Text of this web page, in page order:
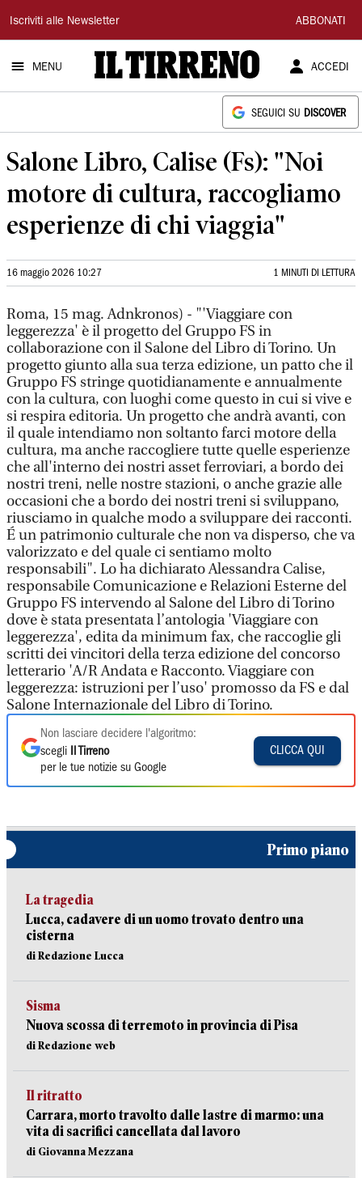
Il
Tirreno
Iscriviti alle Newsletter ABBONATI
MENU ACCEDI
SEGUICI SU DISCOVER
Salone Libro, Calise (Fs): "Noi
motore di cultura, raccogliamo
esperienze di chi viaggia"
16 maggio 2026 10:27 1 MINUTI DI LETTURA
Roma, 15 mag. Adnkronos) - "'Viaggiare con
leggerezza' è il progetto del Gruppo FS in
collaborazione con il Salone del Libro di Torino. Un
progetto giunto alla sua terza edizione, un patto che il
Gruppo FS stringe quotidianamente e annualmente
con la cultura, con luoghi come questo in cui si vive e
si respira editoria. Un progetto che andrà avanti, con
il quale intendiamo non soltanto farci motore della
cultura, ma anche raccogliere tutte quelle esperienze
che all'interno dei nostri asset ferroviari, a bordo dei
nostri treni, nelle nostre stazioni, o anche grazie alle
occasioni che a bordo dei nostri treni si sviluppano,
riusciamo in qualche modo a sviluppare dei racconti.
É un patrimonio culturale che non va disperso, che va
valorizzato e del quale ci sentiamo molto
responsabili". Lo ha dichiarato Alessandra Calise,
responsabile Comunicazione e Relazioni Esterne del
Gruppo FS intervendo al Salone del Libro di Torino
dove è stata presentata l’antologia 'Viaggiare con
leggerezza', edita da minimum fax, che raccoglie gli
scritti dei vincitori della terza edizione del concorso
letterario 'A/R Andata e Racconto. Viaggiare con
leggerezza: istruzioni per l’uso' promosso da FS e dal
Salone Internazionale del Libro di Torino.
Non lasciare decidere l'algoritmo:
scegli
Il Tirreno
per le tue notizie su Google
CLICCA QUI
Primo piano
La tragedia
Lucca, cadavere di un uomo trovato dentro una
cisterna
di Redazione Lucca
Sisma
Nuova scossa di terremoto in provincia di Pisa
di Redazione web
Il ritratto
Carrara, morto travolto dalle lastre di marmo: una
vita di sacrifici cancellata dal lavoro
di Giovanna Mezzana